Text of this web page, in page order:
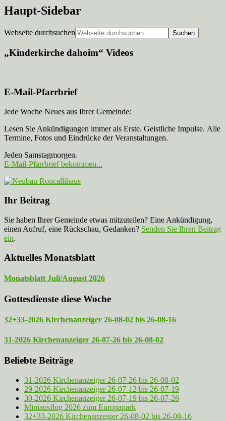
Haupt-Sidebar
Webseite durchsuchen
„Kinderkirche dahoim“ Videos
E-Mail-Pfarrbrief
Jede Woche Neues aus Ihrer Gemeinde:
Lesen Sie Ankündigungen immer als Erste. Geistliche Impulse. Alle
Termine, Fotos und Eindrücke der Veranstaltungen.
Jeden Samstagmorgen.
E-Mail-Pfarrbrief bekommen...
Ihr Beitrag
Sie haben Ihrer Gemeinde etwas mitzuteilen? Eine Ankündigung,
einen Aufruf, eine Rückschau, Gedanken? Senden Sie Ihren Beitrag
ein.
Aktuelles Monatsblatt
Monatsblatt Juli/August 2026
Gottesdienste diese Woche
32+33-2026 Kirchenanzeiger 26-08-02 bis 26-08-16
31-2026 Kirchenanzeiger 26-07-26 bis 26-08-02
Beliebte Beiträge
31-2026 Kirchenanzeiger 26-07-26 bis 26-08-02
29-2026 Kirchenanzeiger 26-07-12 bis 26-07-19
30-2026 Kirchenanzeiger 26-07-19 bis 26-07-26
Miniausflug 2026 zum Europapark
32+33-2026 Kirchenanzeiger 26-08-02 bis 26-08-16